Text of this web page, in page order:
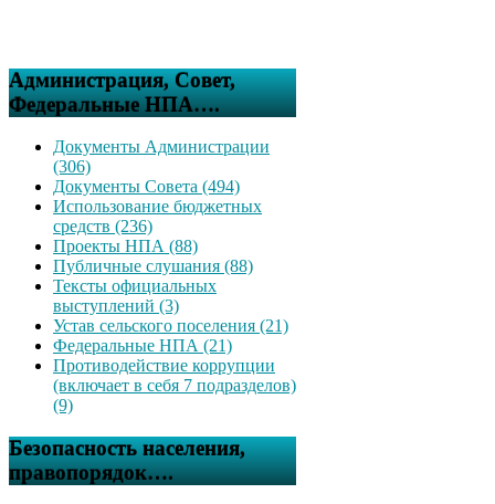
Администрация, Совет,
Федеральные НПА….
Документы Администрации
(306)
Документы Совета (494)
Использование бюджетных
средств (236)
Проекты НПА (88)
Публичные слушания (88)
Тексты официальных
выступлений (3)
Устав сельского поселения (21)
Федеральные НПА (21)
Противодействие коррупции
(включает в себя 7 подразделов)
(9)
Безопасность населения,
правопорядок….